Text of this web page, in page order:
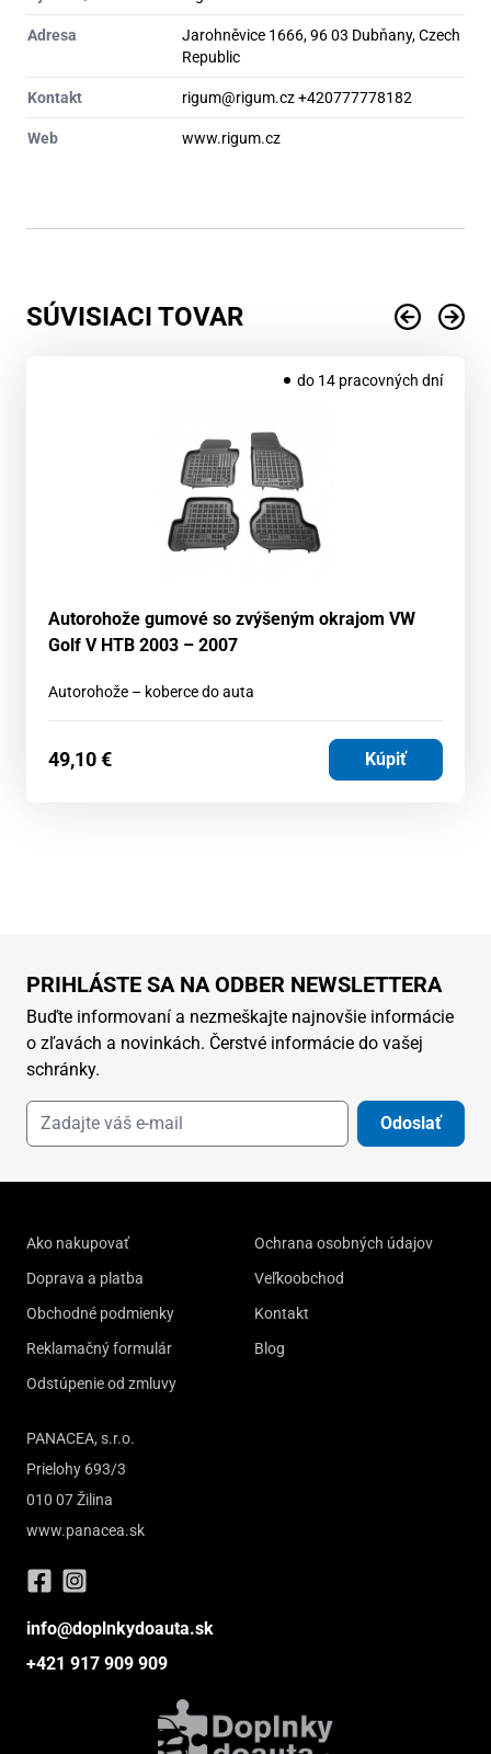
Adresa
Jarohněvice 1666, 96 03 Dubňany, Czech
Republic
Kontakt rigum@rigum.cz +420777778182
Web www.rigum.cz
SÚVISIACI TOVAR
do 14 pracovných dní
Autorohože gumové so zvýšeným okrajom VW
Golf V HTB 2003 – 2007
Autorohože – koberce do auta
49,10€ Kúpiť
PRIHLÁSTE SA NA ODBER NEWSLETTERA
Buďte informovaní a nezmeškajte najnovšie informácie
o zľavách a novinkách. Čerstvé informácie do vašej
schránky.
Odoslať
Ako nakupovať
Doprava a platba
Obchodné podmienky
Reklamačný formulár
Odstúpenie od zmluvy
Ochrana osobných údajov
Veľkoobchod
Kontakt
Blog
PANACEA, s.r.o.
Prielohy 693/3
010 07 Žilina
www.panacea.sk
info@doplnkydoauta.sk
+421 917 909 909